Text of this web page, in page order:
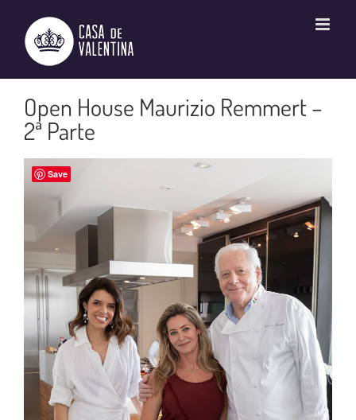
conteúdo
Open House Maurizio Remmert –
2ª Parte
Save